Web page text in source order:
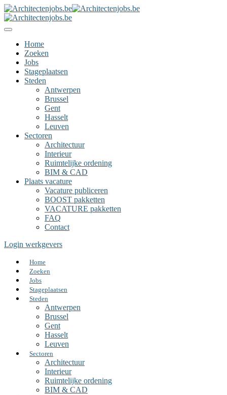
Home
Zoeken
Jobs
Stageplaatsen
Steden
Antwerpen
Brussel
Gent
Hasselt
Leuven
Sectoren
Architectuur
Interieur
Ruimtelijke ordening
BIM & CAD
Plaats vacature
Vacature publiceren
BOOST pakketten
VACATURE pakketten
FAQ
Contact
Login werkgevers
Home
Zoeken
Jobs
Stageplaatsen
Steden
Antwerpen
Brussel
Gent
Hasselt
Leuven
Sectoren
Architectuur
Interieur
Ruimtelijke ordening
BIM & CAD